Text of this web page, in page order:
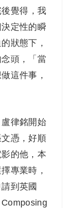
覺得，我
定性的瞬
狀態下，
頭，「當
這件事，
律銘開始
憑，好順
的他，本
專業時，
到英國